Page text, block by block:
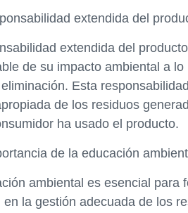
extendida del
extendida del
de su impacto ambiental a
Esta
de los residuos
ha usado el producto.
de la educación
ambiental es esencial para
en la gestión adecuada de los